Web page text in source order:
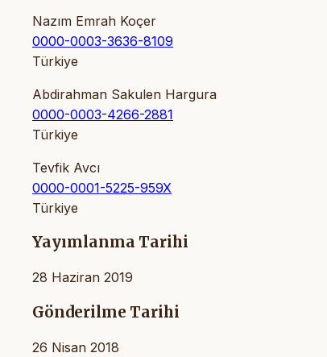
Nazım Emrah Koçer
0000-0003-3636-8109
Türkiye
Abdirahman Sakulen Hargura
0000-0003-4266-2881
Türkiye
Tevfik Avcı
0000-0001-5225-959X
Türkiye
Yayımlanma Tarihi
28 Haziran 2019
Gönderilme Tarihi
26 Nisan 2018